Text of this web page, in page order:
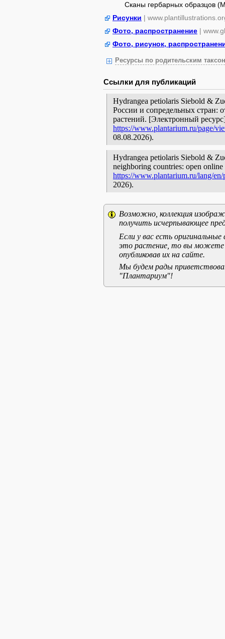
Сканы гербарных образцов
Рисунки |
Фото, распространение |
Фото, рисунок,
Ресурсы по родительским
Ссылки для публикаций
Hydrangea petiolaris Siebold &
России и сопредельных стран:
растений. [Электронный
https://www.plantarium.ru/page/
08.08.2026).
Hydrangea petiolaris Siebold &
neighboring countries: open
https://www.plantarium.ru/lang/
2026).
Возможно, коллекция
получить исчерпывающее
Если у вас есть
это растение, то вы можете
опубликовав их на сайте.
Мы будем рады
"Плантариум"!